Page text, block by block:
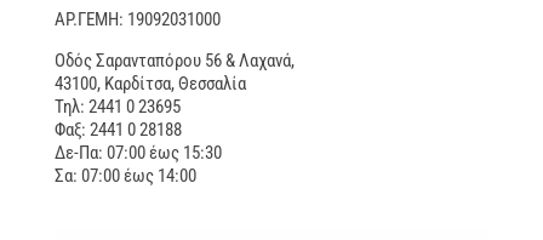
ΑΡ.ΓΕΜΗ: 19092031000
Οδός Σαρανταπόρου 56 & Λαχανά,
43100, Καρδίτσα, Θεσσαλία
Τηλ: 2441 0 23695
Φαξ: 2441 0 28188
Δε-Πα: 07:00 έως 15:30
Σα: 07:00 έως 14:00